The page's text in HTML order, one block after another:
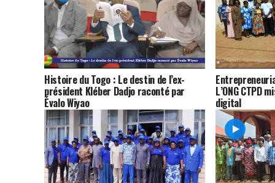
Histoire du Togo : Le destin de l’ex-
président Kléber Dadjo raconté par
Évalo Wiyao
L’ONG CTPD
digital